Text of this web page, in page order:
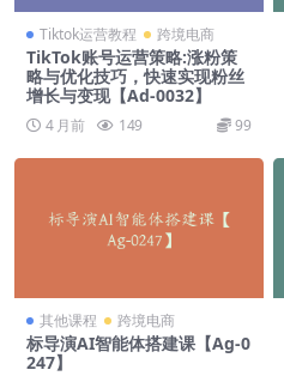
Tiktok运营教程 跨境电商
TikTok账号运营策略:涨粉策
略与优化技巧，快速实现粉丝
增长与变现【Ad-0032】
4 月前 149 99
其他课程 跨境电商
标导演AI智能体搭建课【Ag-0
247】